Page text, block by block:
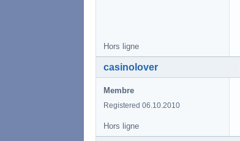
Hors ligne
casinolover
Membre
Registered 06.10.2010
Hors ligne